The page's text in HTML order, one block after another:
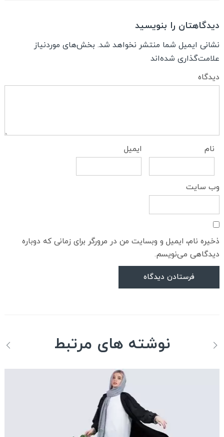
دیدگاهتان را بنویسید
نشانی ایمیل شما منتشر نخواهد شد. بخش‌های موردنیاز
علامت‌گذاری شده‌اند
دیدگاه
نام ایمیل
وب‌ سایت
ذخیره نام، ایمیل و وبسایت من در مرورگر برای زمانی که دوباره
دیدگاهی می‌نویسم.
نوشته های مرتبط